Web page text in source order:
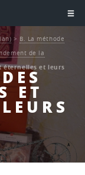
ET
> B. La méthode
de la
éternelles et leurs